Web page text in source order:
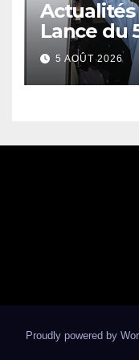
Actualités
Lance du
5 AOÛT 2026
Proudly powered by